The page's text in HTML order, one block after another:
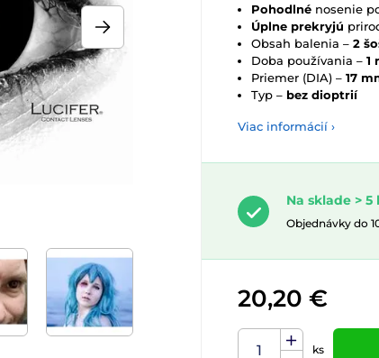
Pohodlné nosenie
Úplne prekryjú
Obsah balenia – 2
Doba používania – 1
Priemer (DIA) – 17
Typ – bez dioptrií
Viac informácií ›
Na sklade > 5
Objednávky do
20,20 €
ks